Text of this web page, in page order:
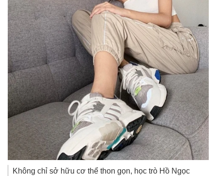
Không chỉ sở hữu cơ thể thon gọn, học trò Hồ Ngọc